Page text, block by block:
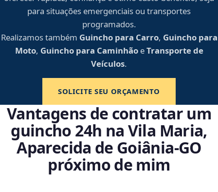
para situações emergenciais ou transportes
programados.
Realizamos também Guincho para Carro, Guincho para
Moto, Guincho para CaminhãoeTransporte de
Veículos.
SOLICITE SEU ORÇAMENTO
Vantagens de contratar um
guincho 24h na Vila Maria,
Aparecida de Goiânia‑GO
próximo de mim